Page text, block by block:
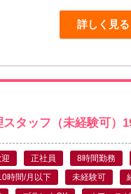
詳しく見る
スタッフ（未経験可）
正社員 8時間勤務
時間/月以下 未経験可